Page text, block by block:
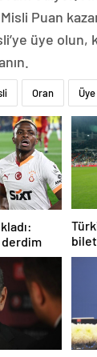
Puan
üye olun,
Oran Üye
derdim